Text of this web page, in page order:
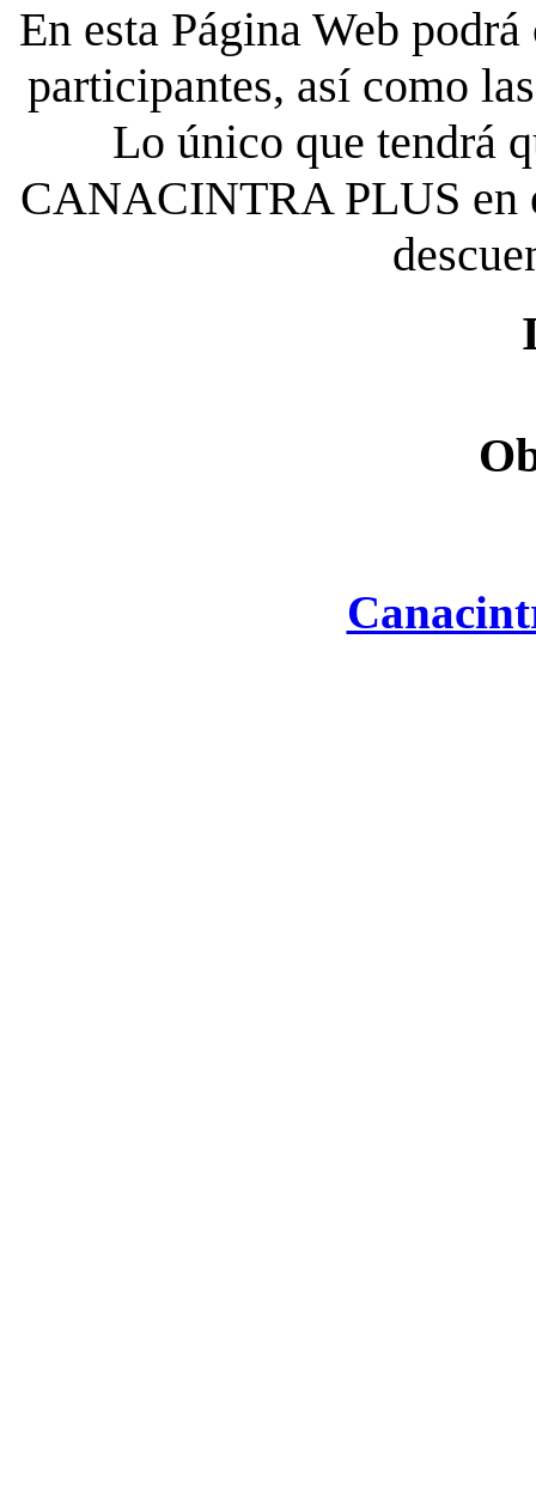
En esta Página Web
participantes, así como
Lo único que tendrá
CANACINTRA PLUS en